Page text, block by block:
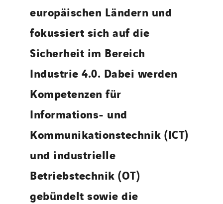
europäischen Ländern und
fokussiert sich auf die
Sicherheit im Bereich
Industrie 4.0. Dabei werden
Kompetenzen für
Informations- und
Kommunikationstechnik (ICT)
und industrielle
Betriebstechnik (OT)
gebündelt sowie die